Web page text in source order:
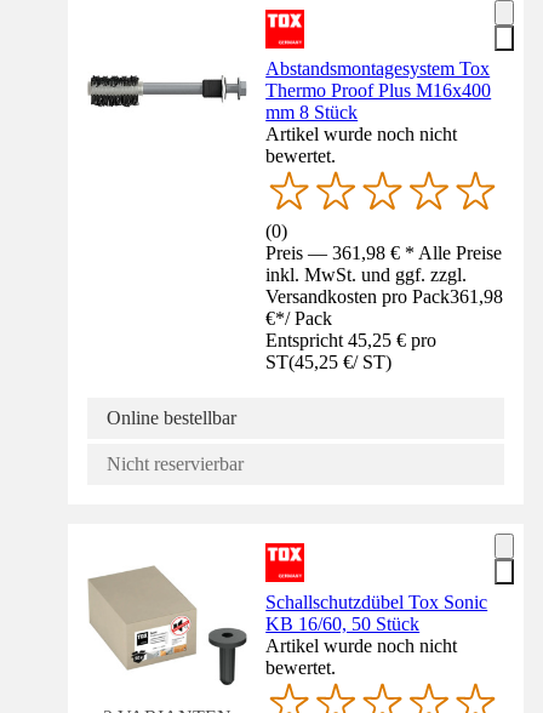
Abstandsmontagesystem Tox
Thermo Proof Plus M16x400
mm 8 Stück
Artikel wurde noch nicht
bewertet.
(0)
Preis — 361,98 € * Alle Preise
inkl. MwSt. und ggf. zzgl.
Versandkosten pro Pack361,98
€*/ Pack
Entspricht 45,25 € pro
ST(45,25 €/ ST)
Online bestellbar
Nicht reservierbar
Schallschutzdübel Tox Sonic
KB 16/60, 50 Stück
Artikel wurde noch nicht
bewertet.